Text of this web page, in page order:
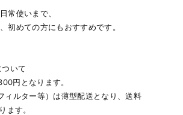
常使いまで、
初めての方にもおすすめです。
いて
円となります。
ルター等）は薄型配送となり、送料
ます。